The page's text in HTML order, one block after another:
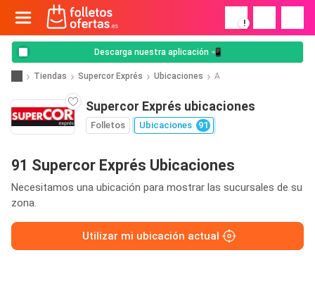
!
Descarga nuestra aplicación 📲
Tiendas Supercor Exprés Ubicaciones A
Supercor Exprés ubicaciones
Folletos Ubicaciones 91
91 Supercor Exprés Ubicaciones
Necesitamos una ubicación para mostrar las sucursales de su
zona.
Utilizar mi ubicación actual